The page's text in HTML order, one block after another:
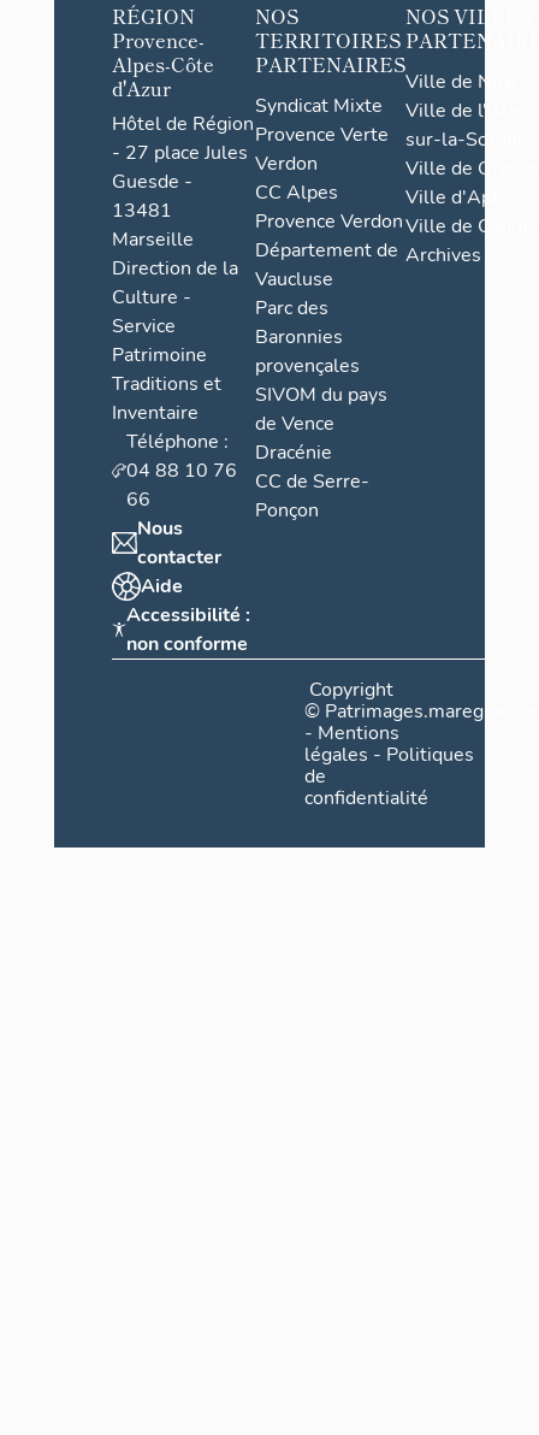
RÉGION
Provence-
Alpes-Côte
d'Azur
Hôtel de Région
- 27 place Jules
Guesde -
13481
Marseille
Direction de la
Culture -
Service
Patrimoine
Traditions et
Inventaire
Téléphone :
04 88 10 76
66
Nous
contacter
Aide
Accessibilité :
non conforme
NOS
TERRITOIRES
PARTENAIRES
Syndicat Mixte
Provence Verte
Verdon
CC Alpes
Provence Verdon
Département de
Vaucluse
Parc des
Baronnies
provençales
SIVOM du pays
de Vence
Dracénie
CC de Serre-
Ponçon
NOS VILLES
Ville de Nice
Ville de l'Isle-
sur-la-Sorgue
Ville de Grasse
Ville d'Apt
Ville de
Archives
Copyright
©
- Mentions
légales - Politiques
de
confidentialité